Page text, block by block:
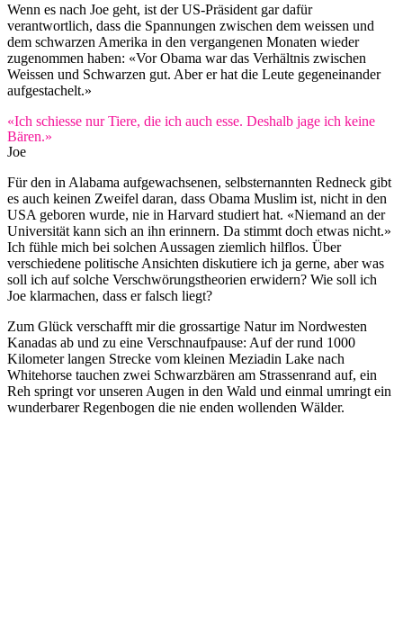
Wenn es nach Joe geht, ist der US-Präsident gar dafür
verantwortlich, dass die Spannungen zwischen dem weissen und
dem schwarzen Amerika in den vergangenen Monaten wieder
zugenommen haben: «Vor Obama war das Verhältnis zwischen
Weissen und Schwarzen gut. Aber er hat die Leute gegeneinander
aufgestachelt.»
«Ich schiesse nur Tiere, die ich auch esse. Deshalb jage ich keine
Bären.»
Joe
Für den in Alabama aufgewachsenen, selbsternannten Redneck gibt
es auch keinen Zweifel daran, dass Obama Muslim ist, nicht in den
USA geboren wurde, nie in Harvard studiert hat. «Niemand an der
Universität kann sich an ihn erinnern. Da stimmt doch etwas nicht.»
Ich fühle mich bei solchen Aussagen ziemlich hilflos. Über
verschiedene politische Ansichten diskutiere ich ja gerne, aber was
soll ich auf solche Verschwörungstheorien erwidern? Wie soll ich
Joe klarmachen, dass er falsch liegt?
Zum Glück verschafft mir die grossartige Natur im Nordwesten
Kanadas ab und zu eine Verschnaufpause: Auf der rund 1000
Kilometer langen Strecke vom kleinen Meziadin Lake nach
Whitehorse tauchen zwei Schwarzbären am Strassenrand auf, ein
Reh springt vor unseren Augen in den Wald und einmal umringt ein
wunderbarer Regenbogen die nie enden wollenden Wälder.